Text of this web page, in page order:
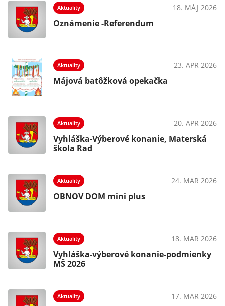
Aktuality 18. MÁJ 2026
Oznámenie -Referendum
Aktuality 23. APR 2026
Májová batôžková opekačka
Aktuality 20. APR 2026
Vyhláška-Výberové konanie, Materská
škola Rad
Aktuality 24. MAR 2026
OBNOV DOM mini plus
Aktuality 18. MAR 2026
Vyhláška-výberové konanie-podmienky
MŠ 2026
Aktuality 17. MAR 2026